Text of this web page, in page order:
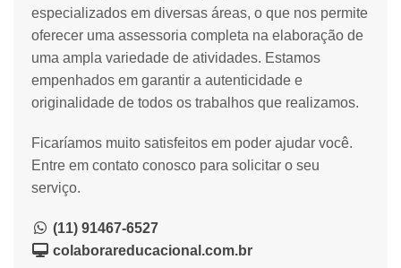
especializados em diversas áreas, o que nos permite
oferecer uma assessoria completa na elaboração de
uma ampla variedade de atividades. Estamos
empenhados em garantir a autenticidade e
originalidade de todos os trabalhos que realizamos.
Ficaríamos muito satisfeitos em poder ajudar você.
Entre em contato conosco para solicitar o seu
serviço.
(11) 91467-6527
colaborareducacional.com.br